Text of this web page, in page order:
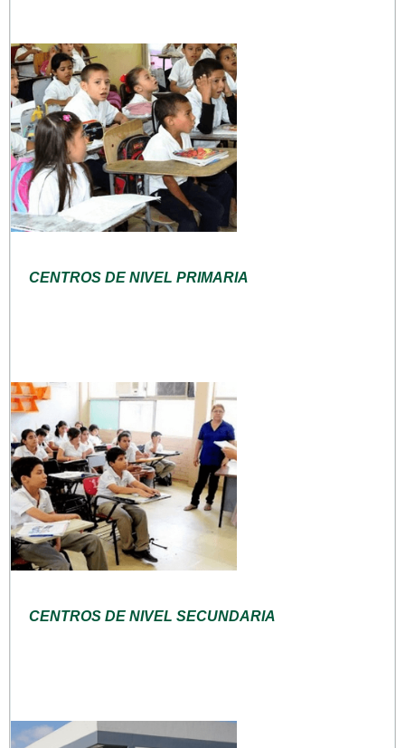
CENTROS DE NIVEL PRIMARIA
CENTROS DE NIVEL SECUNDARIA